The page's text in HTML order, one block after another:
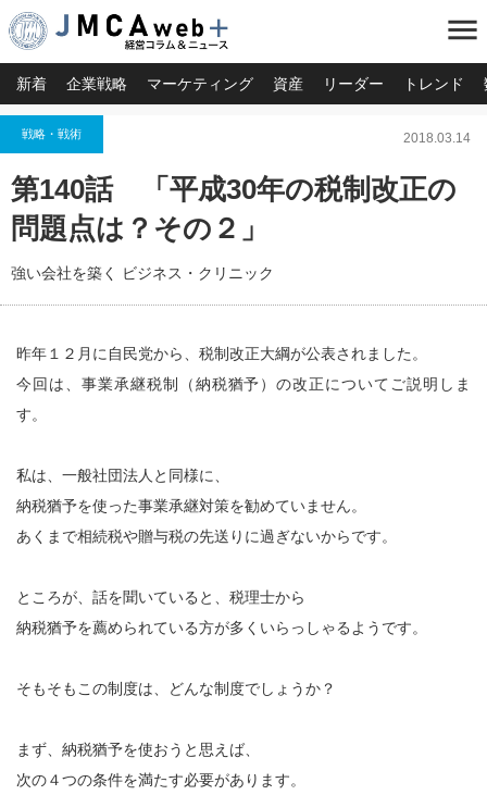
menu
新着 企業戦略 マーケティング 資産 リーダー トレンド
戦略・戦術 2018.03.14
第140話 「平成30年の税制改正の
問題点は？その２」
強い会社を築く ビジネス・クリニック
昨年１２月に自民党から、税制改正大綱が公表されました。
今回は、事業承継税制（納税猶予）の改正についてご説明しま
す。
私は、一般社団法人と同様に、
納税猶予を使った事業承継対策を勧めていません。
あくまで相続税や贈与税の先送りに過ぎないからです。
ところが、話を聞いていると、税理士から
納税猶予を薦められている方が多くいらっしゃるようです。
そもそもこの制度は、どんな制度でしょうか？
まず、納税猶予を使おうと思えば、
次の４つの条件を満たす必要があります。